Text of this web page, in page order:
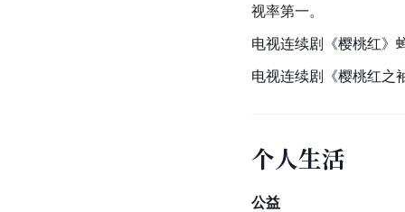
视率第一。
电视连续剧《樱桃红》
电视连续剧《樱桃红之
个人生活
公益